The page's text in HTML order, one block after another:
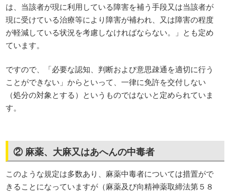
は、当該者が現に利用している障害を補う手段又は当該者が
現に受けている治療等により障害が補われ、又は障害の程度
が軽減している状況を考慮しなければならない。」とも定め
ています。
ですので、「必要な認知、判断および意思疎通を適切に行う
ことができない」からといって、一律に免許を交付しない
（処分の対象とする）というものではないと定められていま
す。
② 麻薬、大麻又はあへんの中毒者
このような規定は多数あり、麻薬中毒者については措置がで
きることになっていますが（麻薬及び向精神薬取締法第５８